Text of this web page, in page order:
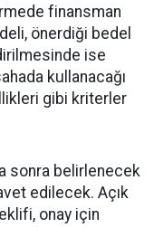
finansman
önerdiği bedel
ise
kullanacağı
gibi kriterler
sonra belirlenecek
edilecek. Açık
onay için